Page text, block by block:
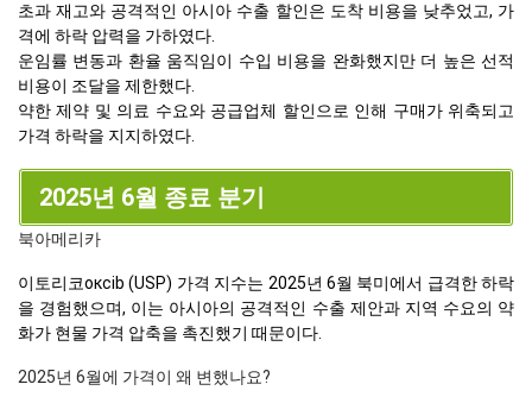
초과 재고와 공격적인 아시아 수출 할인은 도착 비용을 낮추었고, 가
격에 하락 압력을 가하였다.
운임률 변동과 환율 움직임이 수입 비용을 완화했지만 더 높은 선적
비용이 조달을 제한했다.
약한 제약 및 의료 수요와 공급업체 할인으로 인해 구매가 위축되고
가격 하락을 지지하였다.
2025년 6월 종료 분기
북아메리카
이토리코оксib (USP) 가격 지수는 2025년 6월 북미에서 급격한 하락
을 경험했으며, 이는 아시아의 공격적인 수출 제안과 지역 수요의 약
화가 현물 가격 압축을 촉진했기 때문이다.
2025년 6월에 가격이 왜 변했나요?